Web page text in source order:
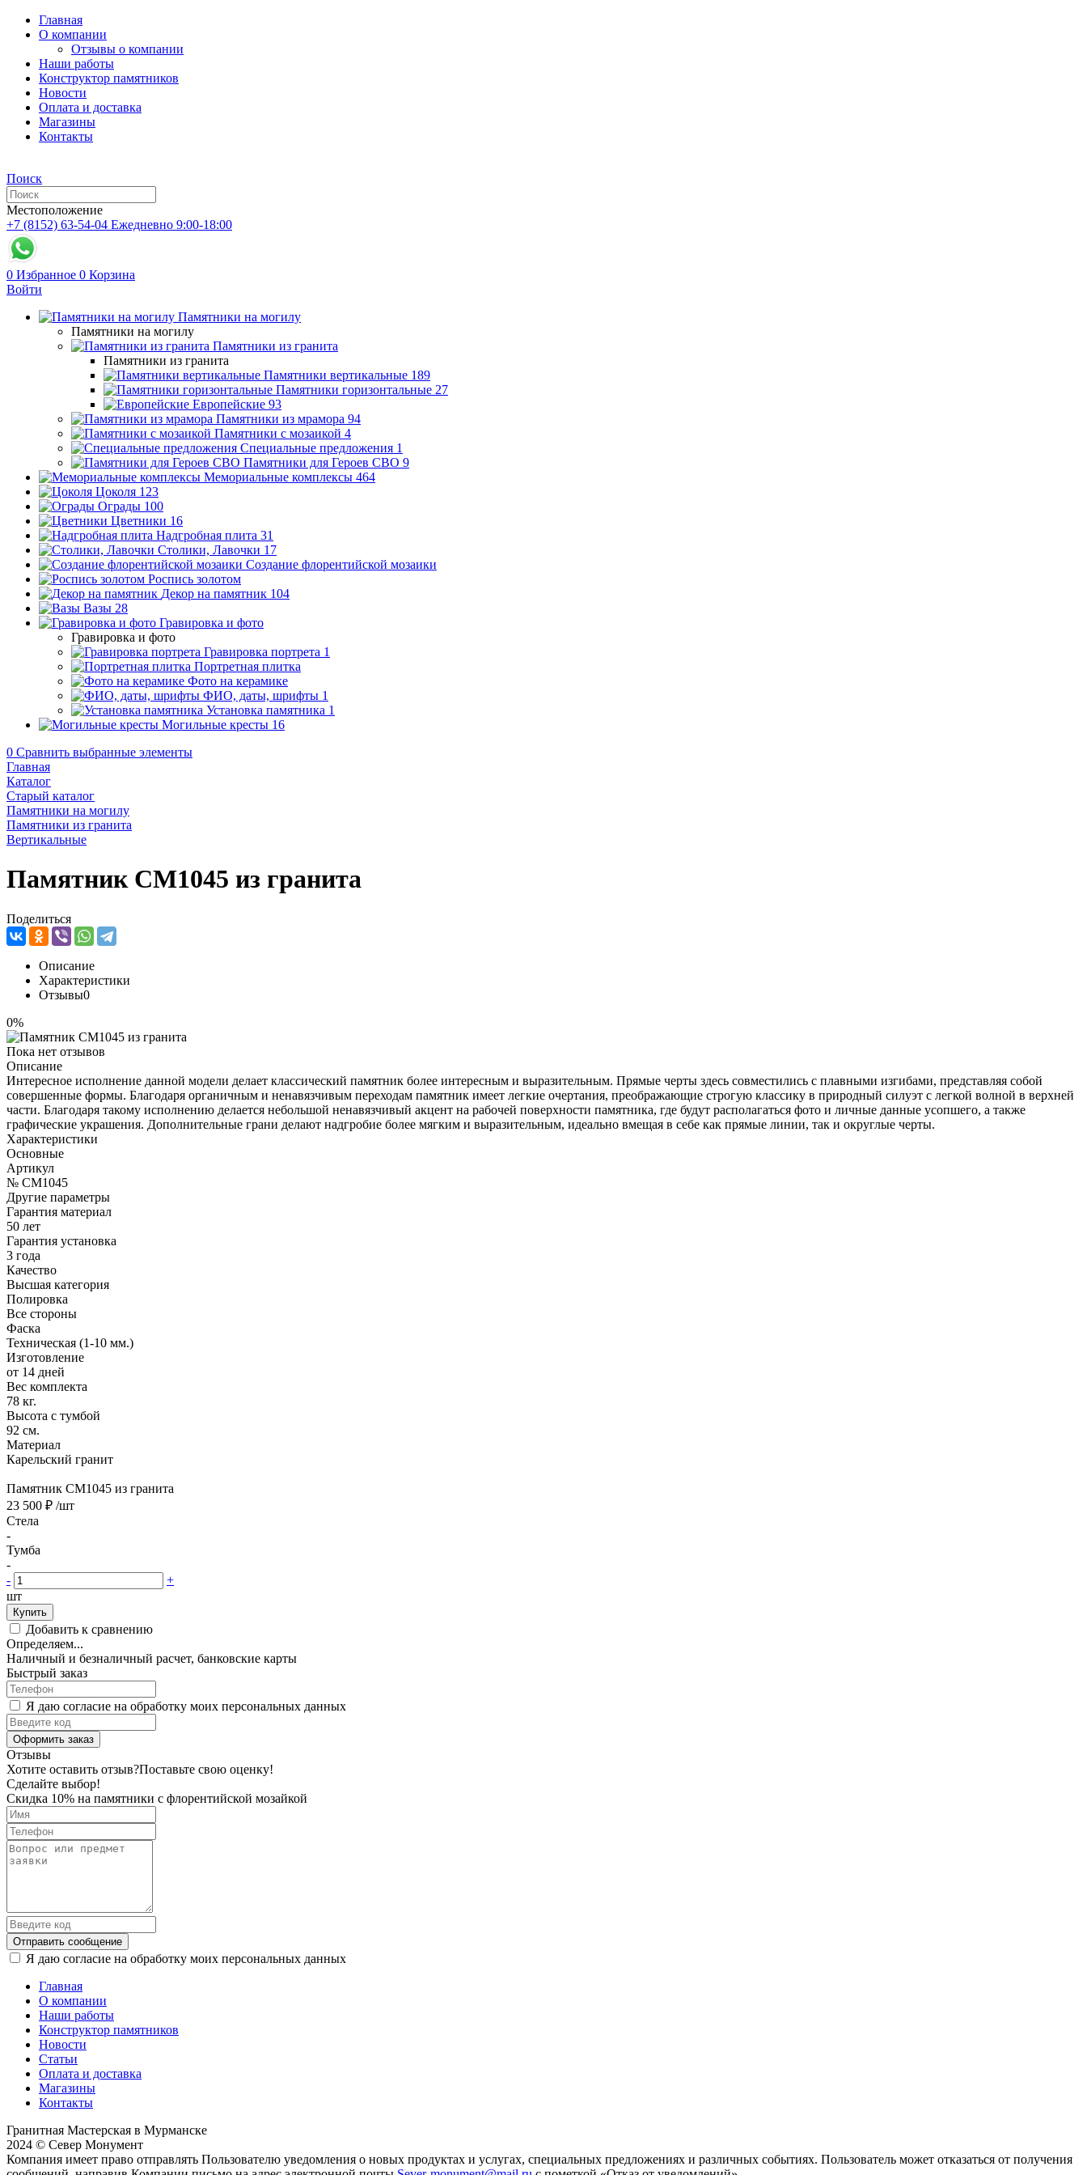
Главная
О компании
Отзывы о компании
Наши работы
Конструктор памятников
Новости
Оплата и доставка
Магазины
Контакты
Поиск
Местоположение
+7 (8152) 63-54-04 Ежедневно 9:00-18:00
0 Избранное 0 Корзина
Войти
Памятники на могилу
Памятники на могилу
Памятники из гранита
Памятники из гранита
Памятники вертикальные 189
Памятники горизонтальные 27
Европейские 93
Памятники из мрамора 94
Памятники с мозаикой 4
Специальные предложения 1
Памятники для Героев СВО 9
Мемориальные комплексы 464
Цоколя 123
Ограды 100
Цветники 16
Надгробная плита 31
Столики, Лавочки 17
Создание флорентийской мозаики
Роспись золотом
Декор на памятник 104
Вазы 28
Гравировка и фото
Гравировка и фото
Гравировка портрета 1
Портретная плитка
Фото на керамике
ФИО, даты, шрифты 1
Установка памятника 1
Могильные кресты 16
0 Сравнить выбранные элементы
Главная
Каталог
Старый каталог
Памятники на могилу
Памятники из гранита
Вертикальные
Памятник CM1045 из гранита
Поделиться
Описание
Характеристики
Отзывы0
0%
Пока нет отзывов
Описание
Интересное исполнение данной модели делает классический памятник более интересным и выразительным. Прямые черты здесь совместились с плавными изгибами, представляя собой
совершенные формы. Благодаря органичным и ненавязчивым переходам памятник имеет легкие очертания, преображающие строгую классику в природный силуэт с легкой волной в верхней
части. Благодаря такому исполнению делается небольшой ненавязчивый акцент на рабочей поверхности памятника, где будут располагаться фото и личные данные усопшего, а также
графические украшения. Дополнительные грани делают надгробие более мягким и выразительным, идеально вмещая в себе как прямые линии, так и округлые черты.
Характеристики
Основные
Артикул
№ CM1045
Другие параметры
Гарантия материал
50 лет
Гарантия установка
3 года
Качество
Высшая категория
Полировка
Все стороны
Фаска
Техническая (1-10 мм.)
Изготовление
от 14 дней
Вес комплекта
78 кг.
Высота с тумбой
92 см.
Материал
Карельский гранит
Памятник CM1045 из гранита
23 500 ₽ /шт
Стела
-
Тумба
-
-
+
шт
Купить
Добавить к сравнению
Определяем...
Наличный и безналичный расчет, банковские карты
Быстрый заказ
Я даю согласие на обработку моих персональных данных
Оформить заказ
Отзывы
Хотите оставить отзыв?Поставьте свою оценку!
Сделайте выбор!
Скидка 10% на памятники с флорентийской мозайкой
Отправить сообщение
Я даю согласие на обработку моих персональных данных
Главная
О компании
Наши работы
Конструктор памятников
Новости
Статьи
Оплата и доставка
Магазины
Контакты
Гранитная Мастерская в Мурманске
2024 © Север Монумент
Компания имеет право отправлять Пользователю уведомления о новых продуктах и услугах, специальных предложениях и различных событиях. Пользователь может отказаться от получения